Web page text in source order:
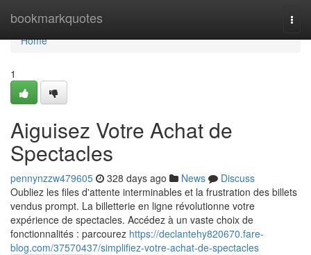
bookmarkquotes
Home
Home
1
Aiguisez Votre Achat de
Spectacles
pennynzzw479605 328 days ago News
Discuss
Oubliez les files d'attente interminables et la frustration des billets
vendus prompt. La billetterie en ligne révolutionne votre
expérience de spectacles. Accédez à un vaste choix de
fonctionnalités : parcourez https://declantehy820670.fare-
blog.com/37570437/simplifiez-votre-achat-de-spectacles